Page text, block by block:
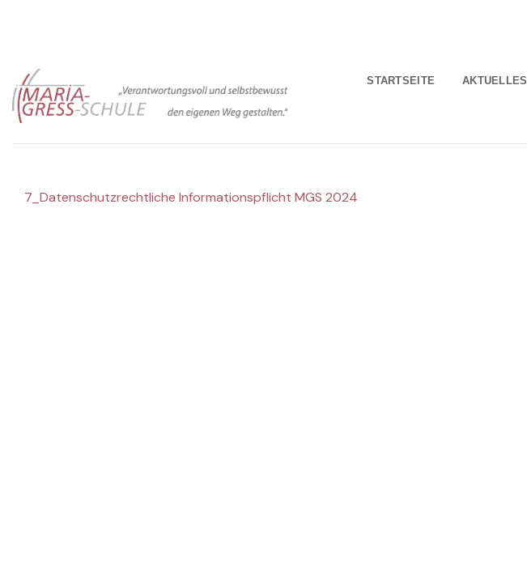
STARTSEITE AKTUELLES
7_Datenschutzrechtliche Informationspflicht MGS 2024